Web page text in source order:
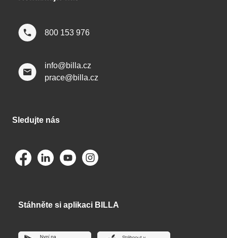
800 153 976
info@billa.cz
prace@billa.cz
Sledujte nás
Stáhněte si aplikaci BILLA